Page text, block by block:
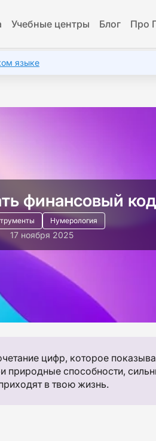
Учебные центры Блог Про
языке
финансовый код
Нумерология
17 ноября 2025
цифр, которое
природные способности,
в твою жизнь.